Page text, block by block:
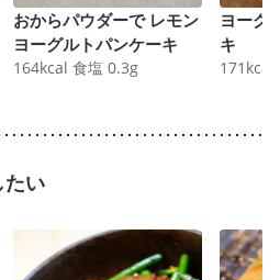
おからパウダーで レモン
ヨーグルトパンケーキ
164kcal 食塩 0.3g
ヨーグ
キ
171 kcal
たい